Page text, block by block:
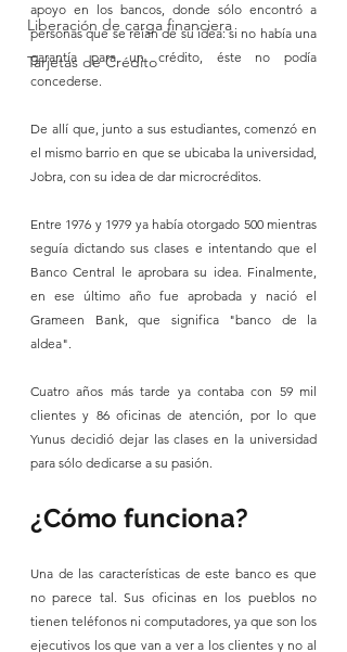
Liberación de carga financiera
Tarjetas de Crédito
apoyo en los bancos, donde sólo encontró a
personas que se reían de su idea: si no había una
garantía para un crédito, éste no podía
concederse.
De allí que, junto a sus estudiantes, comenzó en
el mismo barrio en que se ubicaba la universidad,
Jobra, con su idea de dar microcréditos.
Entre 1976 y 1979 ya había otorgado 500 mientras
seguía dictando sus clases e intentando que el
Banco Central le aprobara su idea. Finalmente,
en ese último año fue aprobada y nació el
Grameen Bank, que significa "banco de la
aldea".
Cuatro años más tarde ya contaba con 59 mil
clientes y 86 oficinas de atención, por lo que
Yunus decidió dejar las clases en la universidad
para sólo dedicarse a su pasión.
¿Cómo funciona?
Una de las características de este banco es que
no parece tal. Sus oficinas en los pueblos no
tienen teléfonos ni computadores, ya que son los
ejecutivos los que van a ver a los clientes y no al